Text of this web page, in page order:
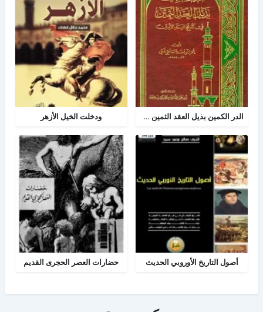
الدر الكمين بذيل العقد الثمين في تاريخ البلد الأمين ودخلت الخيل الأزهر
أصول التاريخ الأوروبي الحديث حضارات العصر الحجرى القديم